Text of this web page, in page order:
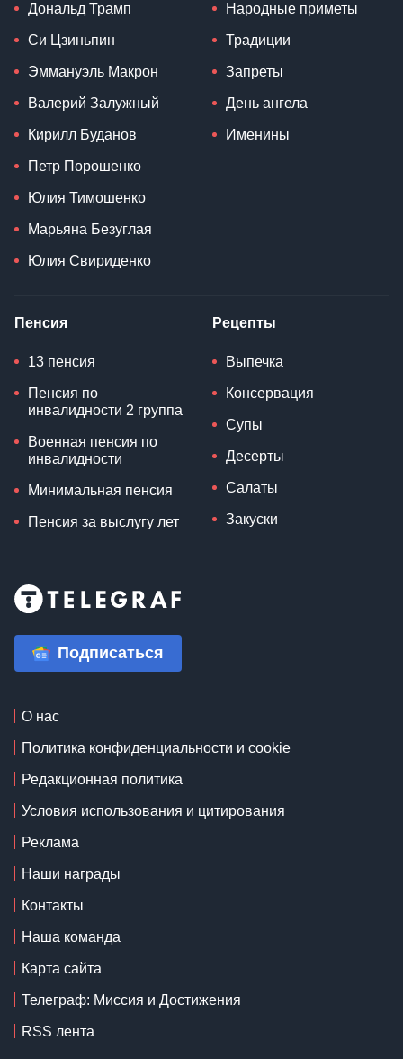
Дональд Трамп
Си Цзиньпин
Эммануэль Макрон
Валерий Залужный
Кирилл Буданов
Петр Порошенко
Юлия Тимошенко
Марьяна Безуглая
Юлия Свириденко
Народные приметы
Традиции
Запреты
День ангела
Именины
Пенсия
13 пенсия
Пенсия по
инвалидности 2 группа
Военная пенсия по
инвалидности
Минимальная пенсия
Пенсия за выслугу лет
Рецепты
Выпечка
Консервация
Супы
Десерты
Салаты
Закуски
Подписаться
О нас
Политика конфиденциальности и cookie
Редакционная политика
Условия использования и цитирования
Реклама
Наши награды
Контакты
Наша команда
Карта сайта
Телеграф: Миссия и Достижения
RSS лента